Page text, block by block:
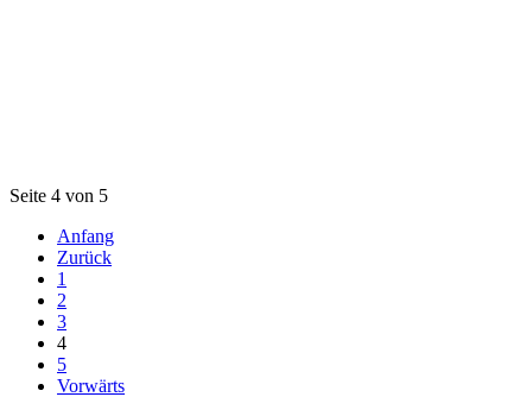
Seite 4 von 5
Anfang
Zurück
1
2
3
4
5
Vorwärts